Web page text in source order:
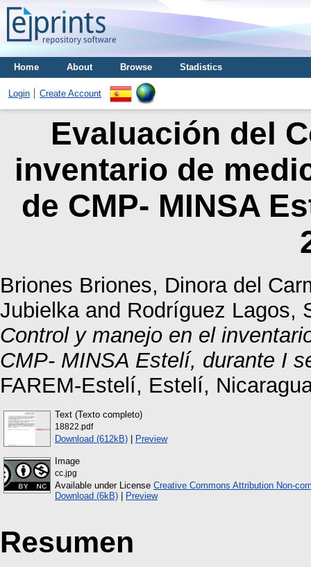
Home About Browse Stadistics
Login Create Account
Evaluación del
inventario de
de CMP- MINSA
Briones Briones, Dinora del
Jubielkaand Rodríguez Lagos,
Control y manejo en el
CMP- MINSA Estelí, durante I
FAREM-Estelí, Estelí,
Text (Texto completo)
18822.pdf
Download (612kB) | Preview
Image
cc.jpg
Available under License Creative Commons Attribution Non-
Download (6kB) | Preview
Resumen